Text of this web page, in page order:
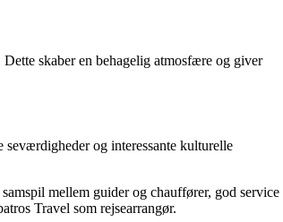
skaber en behagelig atmosfære og giver
seværdigheder og interessante kulturelle
mellem guider og chauffører, god service
Travel som rejsearrangør.